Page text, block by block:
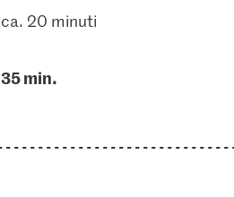
ca. 20 minuti
35 min.